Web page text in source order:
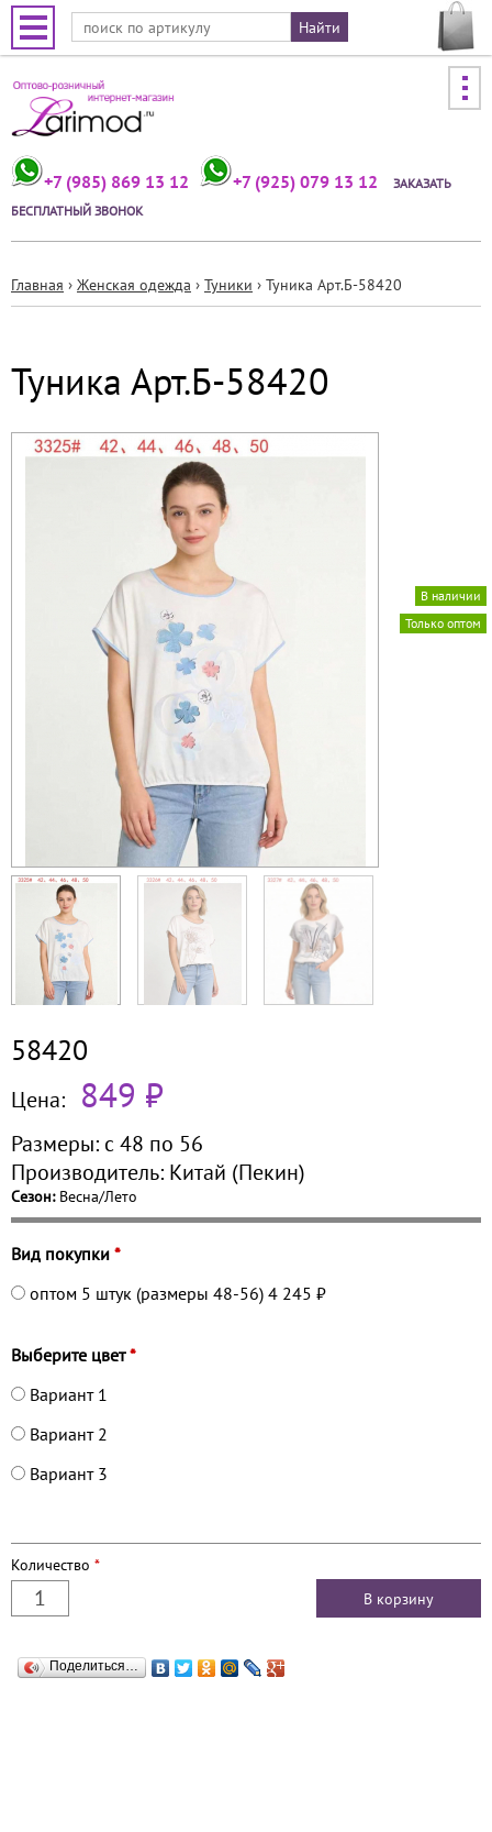
Jump to navigation
+7 (985) 869 13 12 +7 (925) 079 13 12
ЗАКАЗАТЬ
БЕСПЛАТНЫЙ ЗВОНОК
здесь
Главная › Женская одежда › Туники › Туника Арт.Б-58420
Туника Арт.Б-58420
Только оптом
В наличии
58420
Цена: 849 ₽
Размеры: с 48 по 56
Производитель: Китай (Пекин)
Сезон: Весна/Лето
Вид покупки *
оптом 5 штук (размеры 48-56) 4 245 ₽
Выберите цвет*
Вариант 1
Вариант 2
Вариант 3
Количество *
Поделиться…